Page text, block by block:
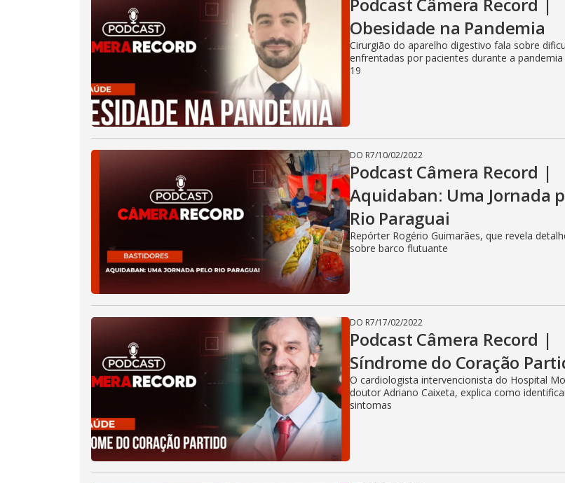
i
d
e
o
Obesidade na Pandemia
Cirurgião do aparelho digestivo fala sobre
enfrentadas por pacientes durante a
19
DO R7/10/02/2022
Podcast Câmera Record |
Aquidaban: Uma Jornada
Rio Paraguai
Repórter Rogério Guimarães, que revela
sobre barco flutuante
DO R7/17/02/2022
Podcast Câmera Record |
Síndrome do Coração
O cardiologista intervencionista do Hospital
doutor Adriano Caixeta, explica como
sintomas